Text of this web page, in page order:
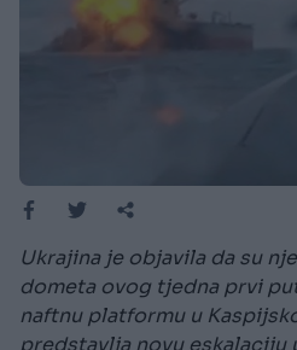
Ukrajina je objavila da su
dometa ovog tjedna prvi
naftnu platformu u
predstavlja novu eskalaciju